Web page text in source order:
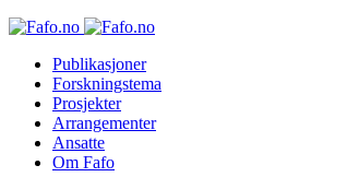
Publikasjoner
Forskningstema
Prosjekter
Arrangementer
Ansatte
Om Fafo